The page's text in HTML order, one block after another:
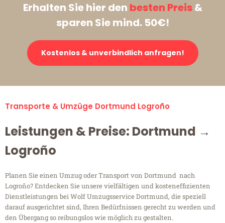
Erhalten Sie hier den besten Preis&
sparen Sie mind. 50€!
Kostenlos & unverbindlich anfragen!
Transporte & Umzüge Dortmund Logroño
Leistungen & Preise: Dortmund →
Logroño
Planen Sie einen Umzug oder Transport von Dortmund nach
Logroño? Entdecken Sie unsere vielfältigen und kosteneffizienten
Dienstleistungen bei Wolf Umzugsservice Dortmund, die speziell
darauf ausgerichtet sind, Ihren Bedürfnissen gerecht zu werden und
den Übergang so reibungslos wie möglich zu gestalten.